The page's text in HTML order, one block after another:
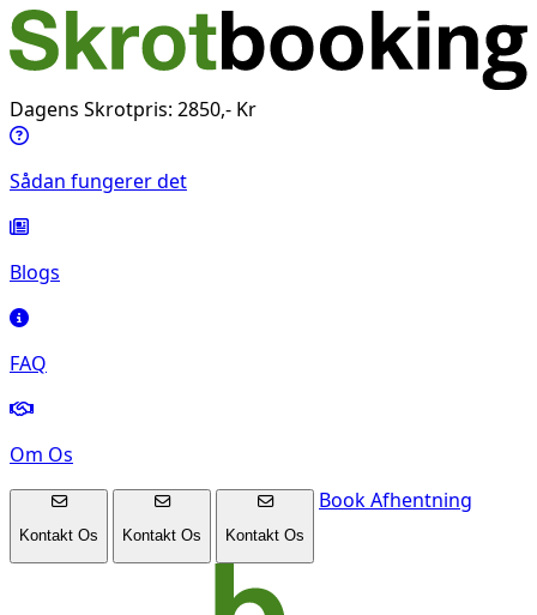
Dagens Skrotpris: 2850,- Kr
Sådan fungerer det
Blogs
FAQ
Om Os
Kontakt Os Kontakt Os Kontakt Os
Book Afhentning